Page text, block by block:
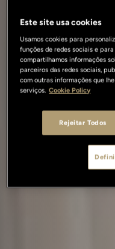
Este site usa cookies
Usamos cookies para
funções de redes sociais e
compartilhamos informações
parceiros das redes sociais,
com outras informações que
serviços. Cookie Policy
Rejeitar Todos